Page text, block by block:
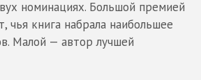
номинациях. Большой премией
чья книга набрала наибольшее
Малой — автор лучшей